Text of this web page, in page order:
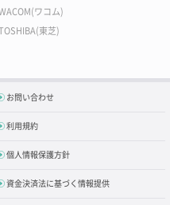
ワコム)
東芝)
お問い合わせ
利用規約
個人情報保護方針
資金決済法に基づく情報提供